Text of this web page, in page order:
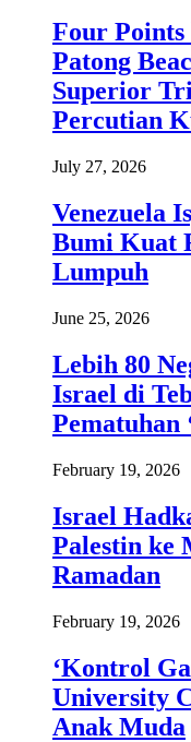
Four Points
Patong
Superior
Percutian
July 27, 2026
Venezuela
Bumi Kuat
Lumpuh
June 25, 2026
Lebih 80
Israel di
Pematuhan
February 19, 2026
Israel
Palestin ke
Ramadan
February 19, 2026
‘Kontrol
University
Anak Muda